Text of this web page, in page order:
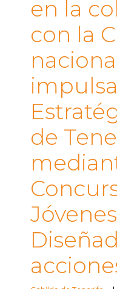
en la
con la
de
Jóvenes